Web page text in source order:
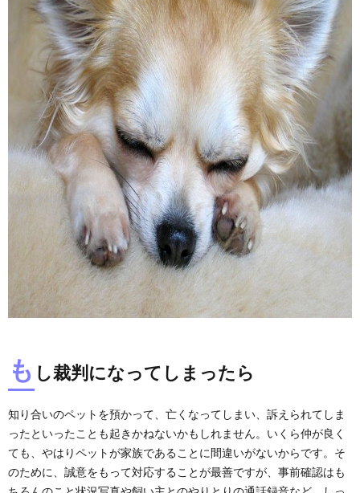
も し裁判になってしまったら
知り合いのペットを預かって、亡くなってしまい、訴えられてしま
ったといったことも起きかねないかもしれません。いくら仲が良く
ても、やはりペットが家族であることに間違いがないからです。そ
のために、誠意をもって対応することが最善ですが、事前確認はも